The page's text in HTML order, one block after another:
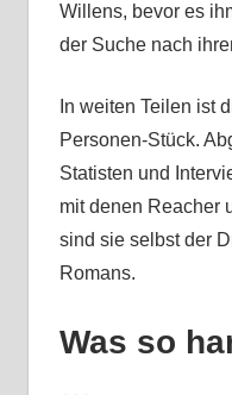
Willens, bevor es
der Suche nach
In weiten Teilen ist
Personen-Stück.
Statisten und
mit denen Reacher
sind sie selbst der
Romans.
Was so